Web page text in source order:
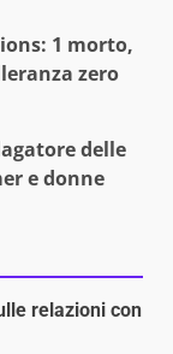
1 morto,
zero
delle
e donne
relazioni con